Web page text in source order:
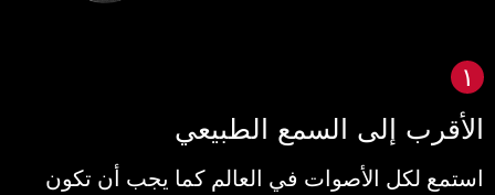
١
إلى السمع الطبيعي
لكل الأصوات في العالم كما يجب أن تكون